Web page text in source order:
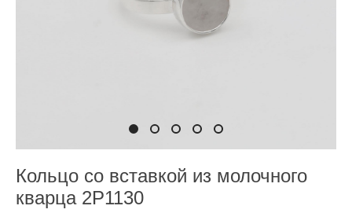
Кольцо со вставкой из молочного
кварца 2P1130